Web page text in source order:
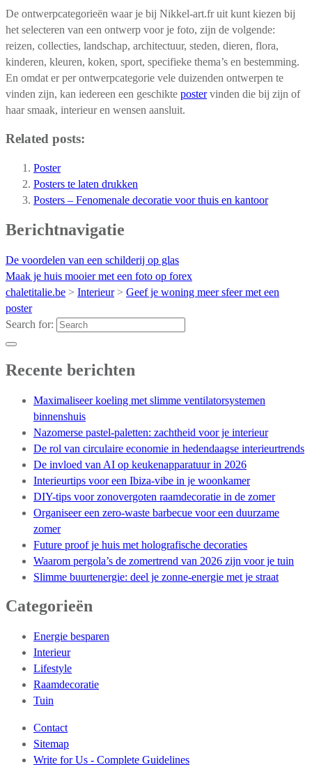
De ontwerpcategorieën waar je bij Nikkel-art.fr uit kunt kiezen bij
het selecteren van een ontwerp voor je foto, zijn de volgende:
reizen, collecties, landschap, architectuur, steden, dieren, flora,
kinderen, kleuren, koken, sport, specifieke thema’s en bestemming.
En omdat er per ontwerpcategorie vele duizenden ontwerpen te
vinden zijn, kan iedereen een geschikte postervinden die bij zijn of
haar smaak, interieur en wensen aansluit.
Related posts:
Poster
Posters te laten drukken
Posters – Fenomenale decoratie voor thuis en kantoor
Berichtnavigatie
De voordelen van een schilderij op glas
Maak je huis mooier met een foto op forex
chaletitalie.be > Interieur> Geef je woning meer sfeer met een
poster
Search for:
Recente berichten
Maximaliseer koeling met slimme ventilatorsystemen
binnenshuis
Nazomerse pastel-paletten: zachtheid voor je interieur
De rol van circulaire economie in hedendaagse interieurtrends
De invloed van AI op keukenapparatuur in 2026
Interieurtips voor een Ibiza-vibe in je woonkamer
DIY-tips voor zonovergoten raamdecoratie in de zomer
Organiseer een zero-waste barbecue voor een duurzame
zomer
Future proof je huis met holografische decoraties
Waarom pergola’s de zomertrend van 2026 zijn voor je tuin
Slimme buurtenergie: deel je zonne-energie met je straat
Categorieën
Energie besparen
Interieur
Lifestyle
Raamdecoratie
Tuin
Contact
Sitemap
Write for Us - Complete Guidelines